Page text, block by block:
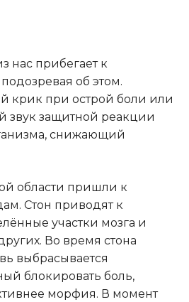
нас прибегает к
об этом.
крик при острой боли или
звук защитной реакции
снижающий
области пришли к
Стон приводят к
участки мозга и
Во время стона
выбрасывается
блокировать боль,
морфия. В момент